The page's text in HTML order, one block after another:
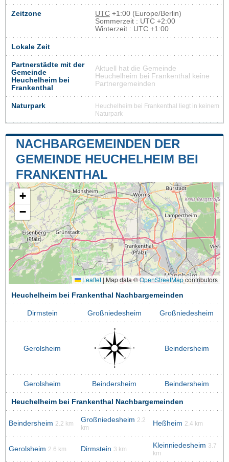
Zeitzone UTC +1:00 (Europe/Berlin)
Sommerzeit : UTC +2:00
Winterzeit : UTC +1:00
Lokale Zeit
Partnerstädte mit der
Gemeinde
Heuchelheim bei
Frankenthal
Aktuell hat die Gemeinde
Heuchelheim bei Frankenthal keine
Partnergemeinden
Naturpark
Heuchelheim bei Frankenthal liegt in keinem
Naturpark
NACHBARGEMEINDEN DER
GEMEINDE HEUCHELHEIM BEI
FRANKENTHAL
+
−
Leaflet | Map data ©OpenStreetMapcontributors
Heuchelheim bei Frankenthal Nachbargemeinden
Dirmstein Großniedesheim Großniedesheim
Gerolsheim Beindersheim
Gerolsheim Beindersheim Beindersheim
Heuchelheim bei Frankenthal Nachbargemeinden
Beindersheim 2.2 km Großniedesheim 2.2
km
Heßheim 2.4 km
Gerolsheim 2.6 km Dirmstein 3 km Kleinniedesheim 3.7
km